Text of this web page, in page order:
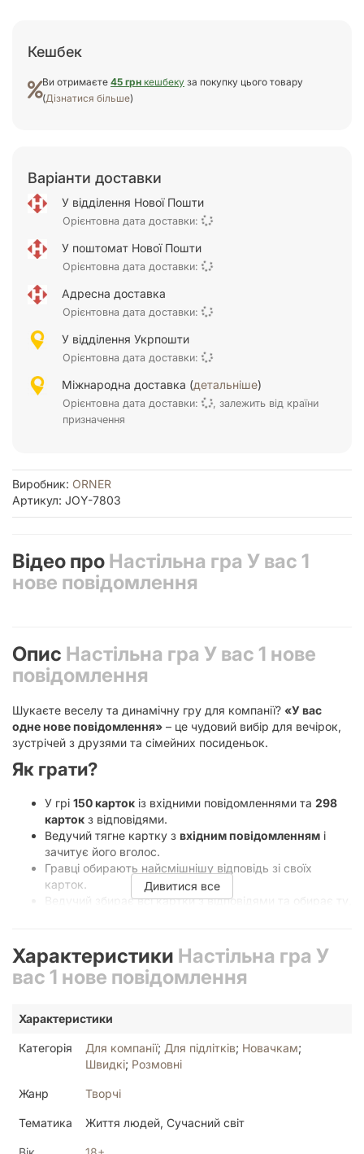
Кешбек
Ви отримаєте 45 грн кешбеку за покупку цього товару
(Дізнатися більше)
Варіанти доставки
У відділення Нової Пошти
Орієнтовна дата доставки:
У поштомат Нової Пошти
Орієнтовна дата доставки:
Адресна доставка
Орієнтовна дата доставки:
У відділення Укрпошти
Орієнтовна дата доставки:
Міжнародна доставка (детальніше)
Орієнтовна дата доставки:
, залежить від країни
призначення
Виробник: ORNER
Артикул: JOY-7803
Відео про Настільна гра У вас 1
нове повідомлення
Опис Настільна гра У вас 1 нове
повідомлення
Шукаєте веселу та динамічну гру для компанії? «У вас
одне нове повідомлення» – це чудовий вибір для вечірок,
зустрічей з друзями та сімейних посиденьок.
Як грати?
У грі 150 карток із вхідними повідомленнями та 298
карток з відповідями.
Ведучий тягне картку з вхідним повідомленням і
зачитує його вголос.
Гравці обирають найсмішнішу відповідь зі своїх
карток.
Ведучий збирає всі картки з відповідями та обирає ту,
отримує бал.
Переможець – той, хто набере найбільше балів!
Чому варто купити гру «У вас одне
нове повідомлення»?
Простий та швидкий геймплей.
Гра розрахована на компанію друзів, колег або сім’ю.
Ідеально підходить для вечірок та корпоративів.
Комплектація
Дивитися все
Характеристики Настільна гра У
вас 1 нове повідомлення
Характеристики
Категорія Для компанії; Для підлітків; Новачкам;
Швидкі; Розмовні
Жанр Творчі
Тематика Життя людей, Сучасний світ